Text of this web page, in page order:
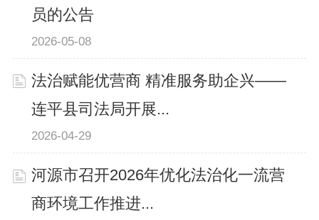
员的公告
2026-05-08
法治赋能优营商 精准服务助企兴——
连平县司法局开展...
2026-04-29
河源市召开2026年优化法治化一流营
商环境工作推进...